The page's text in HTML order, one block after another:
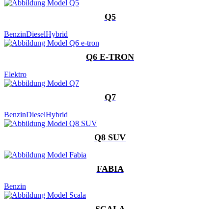
Q5
BenzinDieselHybrid
Q6 E-TRON
Elektro
Q7
BenzinDieselHybrid
Q8 SUV
FABIA
Benzin